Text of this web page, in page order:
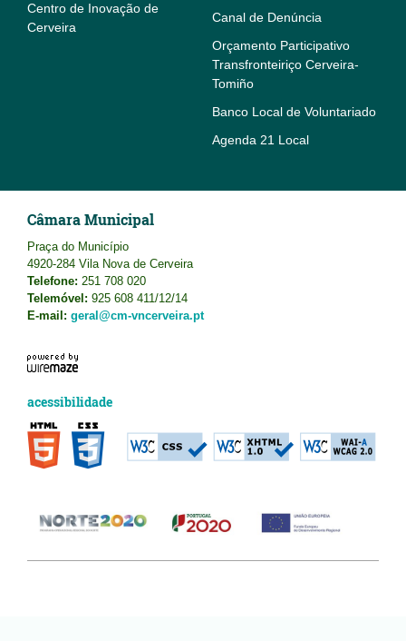
Centro de Inovação de
Cerveira
Canal de Denúncia
Orçamento Participativo
Transfronteiriço Cerveira-
Tomiño
Banco Local de Voluntariado
Agenda 21 Local
Câmara Municipal
Praça do Município
4920-284 Vila Nova de Cerveira
Telefone: 251 708 020
Telemóvel: 925 608 411/12/14
E-mail: geral@cm-vncerveira.pt
acessibilidade